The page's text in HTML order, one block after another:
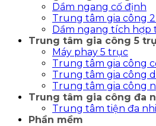
Dầm ngang cố định
Trung tâm gia công
Dầm ngang tích hợp
Trung tâm gia công 5
Máy phay 5 trục
Trung tâm gia công
Trung tâm gia công
Trung tâm gia công
Trung tâm gia công đa
Trung tâm tiện đa
Phần mềm